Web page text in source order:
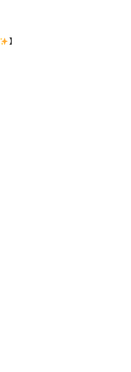
】